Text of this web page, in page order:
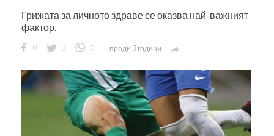
Грижата за личното здраве се оказва най-важният
фактор.
0 0 0 преди 3 години 